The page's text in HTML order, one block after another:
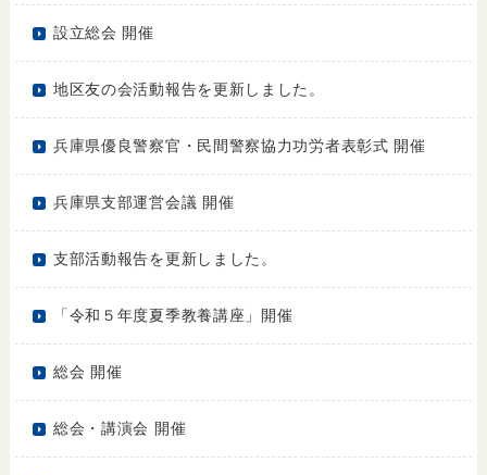
設立総会 開催
地区友の会活動報告を更新しました。
兵庫県優良警察官・民間警察協力功労者表彰式 開催
兵庫県支部運営会議 開催
支部活動報告を更新しました。
「令和５年度夏季教養講座」開催
総会 開催
総会・講演会 開催